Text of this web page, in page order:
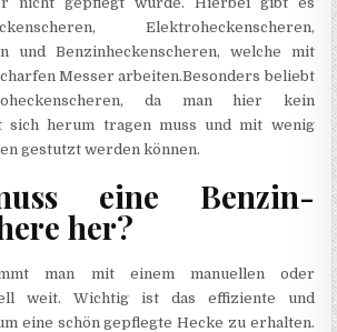
Elektroheckenscheren,
und Benzinheckenscheren, welche mit
Messer arbeiten.Besonders beliebt
da man hier kein
herum tragen muss und mit wenig
gestutzt werden können.
eine Benzin-
her?
man mit einem manuellen oder
weit. Wichtig ist das effiziente und
eine schön gepflegte Hecke zu erhalten.